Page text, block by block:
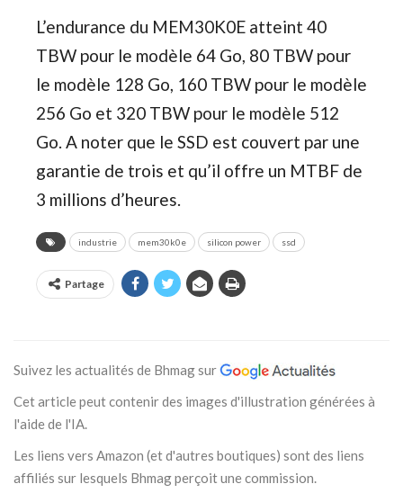
L’endurance du MEM30K0E atteint 40
TBW pour le modèle 64 Go, 80 TBW pour
le modèle 128 Go, 160 TBW pour le modèle
256 Go et 320 TBW pour le modèle 512
Go. A noter que le SSD est couvert par une
garantie de trois et qu’il offre un MTBF de
3 millions d’heures.
industrie mem30k0e silicon power ssd
Partage
Suivez les actualités de Bhmag sur
Cet article peut contenir des images d'illustration générées à
l'aide de l'IA.
Les liens vers Amazon (et d'autres boutiques) sont des liens
affiliés sur lesquels Bhmag perçoit une commission.